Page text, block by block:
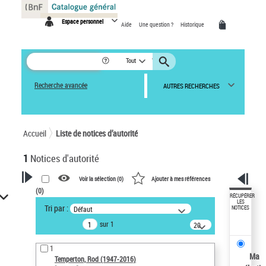
Espace personnel Aide Une question ? Historique
Tout
Recherche avancée AUTRES RECHERCHES
Accueil Liste de notices d’autorité
1 Notices d'autorité
VOTRE RECHERCHE
Recherche avancée dans les
notices d’autorité
Œuvres liées à l'auteur :
Temperton, Rod (1947-2016)
Voir la sélection (0) Ajouter à mes références
(0)
Tri par : Défaut
sur 1
20
résultats/page
1
Temperton, Rod (1947-2016)
RÉCUPÉRER
LES
NOTICES
Ma
Panneau de gestion des cookies